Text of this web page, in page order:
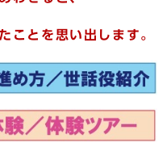
とを思い出します。